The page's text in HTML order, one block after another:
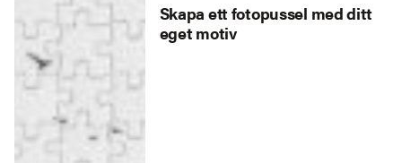
Skapa ett fotopussel med ditt
eget motiv